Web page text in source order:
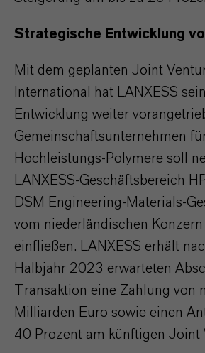
Strategische Entwicklung
Mit dem geplanten Joint
International hat LANXESS
Entwicklung weiter
Gemeinschaftsunternehmen
Hochleistungs-Polymere soll
LANXESS-Geschäftsbereich
DSM Engineering-Materials-
vom niederländischen Konzern
einfließen. LANXESS erhält
Halbjahr 2023 erwarteten
Transaktion eine Zahlung von
Milliarden Euro sowie einen
40 Prozent am künftigen Joint